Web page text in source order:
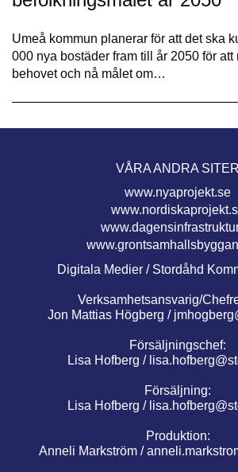
Umeå kommun planerar för att det ska
000 nya bostäder fram till år 2050 för
behovet och nå målet om…
VÅRA ANDRA SITER
www.nyaprojekt.se
Digitala Medier / Stordåhd
Verksamhetsansvarig/
Jon Mattias Högberg /
Försäljningschef:
Lisa Hofberg /
Försäljning:
Lisa Hofberg /
Produktion:
Anneli Markström /